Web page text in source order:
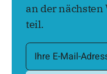
an der nächsten
teil.